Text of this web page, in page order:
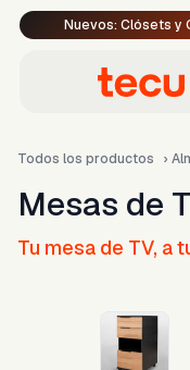
Nuevos: Clósets y
Todos los productos ›
Mesas de
Tu mesa de TV, a